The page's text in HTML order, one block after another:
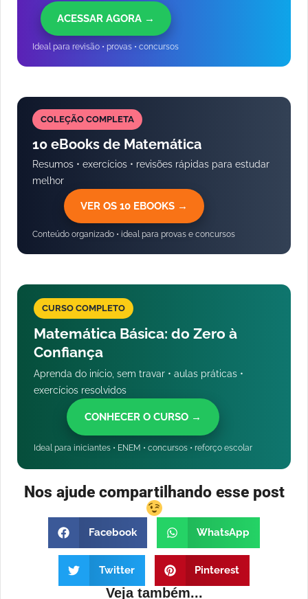
ACESSAR AGORA →
Ideal para revisão • provas • concursos
COLEÇÃO COMPLETA
10 eBooks de Matemática
Resumos • exercícios • revisões rápidas para estudar
melhor
VER OS 10 EBOOKS →
Conteúdo organizado • ideal para provas e concursos
CURSO COMPLETO
Matemática Básica: do Zero à
Confiança
Aprenda do início, sem travar • aulas práticas •
exercícios resolvidos
CONHECER O CURSO →
Ideal para iniciantes • ENEM • concursos • reforço escolar
Nos ajude compartilhando esse post
Facebook WhatsApp
Twitter Pinterest
Veja também...